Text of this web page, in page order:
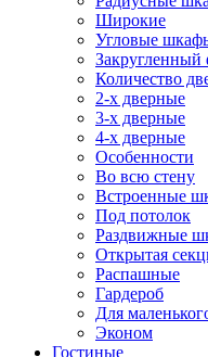
Широкие
Угловые
Закругленный
Количество
2-х дверные
3-х дверные
4-х дверные
Особенности
Во всю стену
Встроенные
Под потолок
Раздвижные
Открытая
Распашные
Гардероб
Для
Эконом
Гостиные